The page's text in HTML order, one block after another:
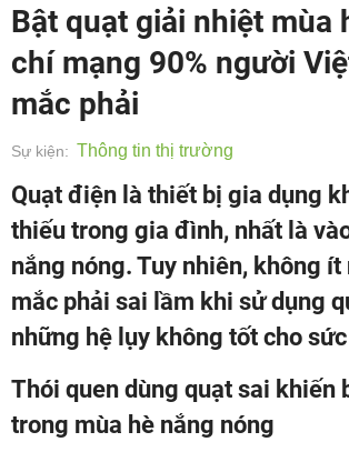
Bật quạt giải nhiệt mùa
chí mạng 90% người
mắc phải
Sự kiện: Thông tin thị trường
Quạt điện là thiết bị gia dụng
thiếu trong gia đình, nhất là
nắng nóng. Tuy nhiên, không
mắc phải sai lầm khi sử dụng
những hệ lụy không tốt cho
Thói quen dùng quạt sai khiến
trong mùa hè nắng nóng